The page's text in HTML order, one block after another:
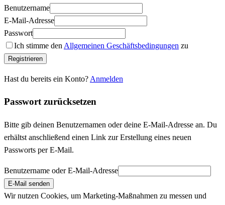
Benutzername
E-Mail-Adresse
Passwort
Ich stimme den Allgemeinen Geschäftsbedingungen zu
Registrieren
Hast du bereits ein Konto? Anmelden
Passwort zurücksetzen
Bitte gib deinen Benutzernamen oder deine E-Mail-Adresse an. Du
erhältst anschließend einen Link zur Erstellung eines neuen
Passworts per E-Mail.
Benutzername oder E-Mail-Adresse
E-Mail senden
Wir nutzen Cookies, um Marketing-Maßnahmen zu messen und